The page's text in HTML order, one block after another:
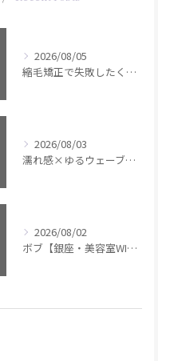
2026/08/05
縮毛矯正で失敗したくない方へ【銀座・美容室WISTERIA】
2026/08/03
濡れ感×ゆるウェーブミディアム【銀座・美容室WISTERIA】
2026/08/02
ボブ【銀座・美容室WISTERIA】